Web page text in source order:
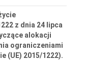
z dnia 24 lipca
alokacji
ograniczeniami
(UE) 2015/1222).